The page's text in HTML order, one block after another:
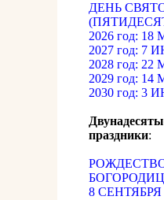
ДЕНЬ
2026 год:
2027 год: 7
2028 год:
2029 год:
2030 год: 3
праздники:
8 СЕНТЯБРЯ